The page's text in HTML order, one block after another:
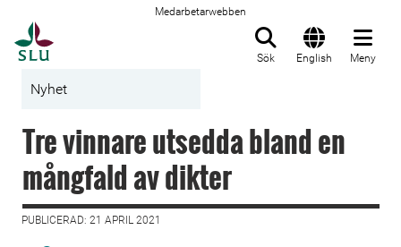
Medarbetarwebben
Sök English Meny
Nyhet
Tre vinnare utsedda bland en
mångfald av dikter
PUBLICERAD: 21 APRIL 2021